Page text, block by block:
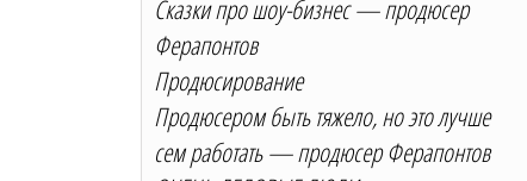
Сказки про шоу-бизнес — продюсер
Ферапонтов
Продюсирование
Продюсером быть тяжело, но это лучше
сем работать — продюсер Ферапонтов